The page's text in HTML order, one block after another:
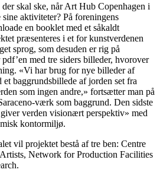
skal ske, når Art Hub Copenhagen i
aktiviteter? På foreningens
en booklet med et såkaldt
præsenteres i et for kunstverdenen
sprog, som desuden er rig på
med tre siders billeder, hvorover
«Vi har brug for nye billeder af
baggrundsbillede af jorden set fra
som ingen andre,» fortsætter man på
værk som baggrund. Den sidste
verden visionært perspektiv» med
kontormiljø.
vil projektet bestå af tre ben: Centre
Network for Production Facilities